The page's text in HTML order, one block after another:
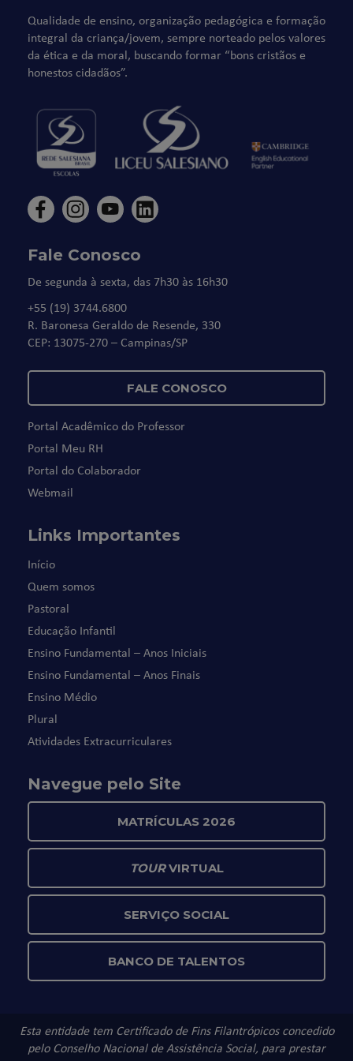
Qualidade de ensino, organização pedagógica e formação
integral da criança/jovem, sempre norteado pelos valores
da ética e da moral, buscando formar “bons cristãos e
honestos cidadãos”.
Fale Conosco
De segunda à sexta, das 7h30 às 16h30
+55 (19) 3744.6800
R. Baronesa Geraldo de Resende, 330
CEP: 13075-270 – Campinas/SP
FALE CONOSCO
Portal Acadêmico do Professor
Portal Meu RH
Portal do Colaborador
Webmail
Links Importantes
Início
Quem somos
Pastoral
Educação Infantil
Ensino Fundamental – Anos Iniciais
Ensino Fundamental – Anos Finais
Ensino Médio
Plural
Atividades Extracurriculares
Navegue pelo Site
MATRÍCULAS 2026
TOURVIRTUAL
SERVIÇO SOCIAL
BANCO DE TALENTOS
Esta entidade tem Certificado de Fins Filantrópicos concedido
pelo Conselho Nacional de Assistência Social, para prestar